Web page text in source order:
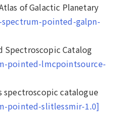
of Galactic Planetary
pointed-galpn-
Spectroscopic Catalog
pointed-lmcpointsource-
spectroscopic catalogue
pointed-slitlessmir-1.0]